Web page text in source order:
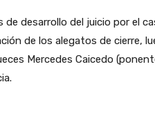
de desarrollo del juicio por el
de los alegatos de cierre,
Mercedes Caicedo